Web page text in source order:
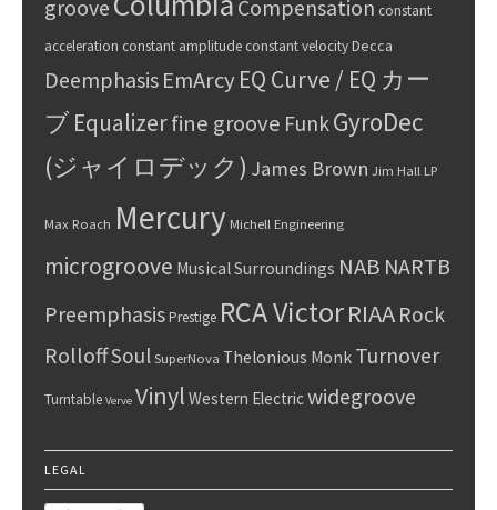
groove
Compensation constant
acceleration constant amplitude constant velocityDecca
Deemphasis EmArcyEQ Curve / EQ カー
ブEqualizerfine groove FunkGyroDec
(ジャイロデック) James Brown Jim Hall LP
Max Roach Mercury Michell Engineering
microgroove Musical Surroundings NAB NARTB
PreemphasisPrestige RCA VictorRIAA Rock
RolloffSoul SuperNova Thelonious Monk Turnover
Turntable Verve Vinyl Western Electricwidegroove
LEGAL